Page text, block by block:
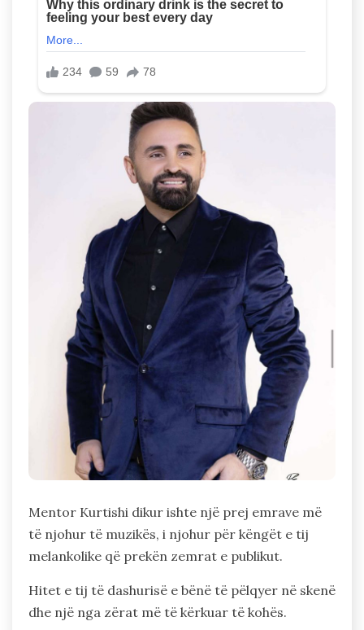
Mentor Kurtishi dikur ishte një prej emrave më
të njohur të muzikës, i njohur për këngët e tij
melankolike që prekën zemrat e publikut.
Hitet e tij të dashurisë e bënë të pëlqyer në skenë
dhe një nga zërat më të kërkuar të kohës.